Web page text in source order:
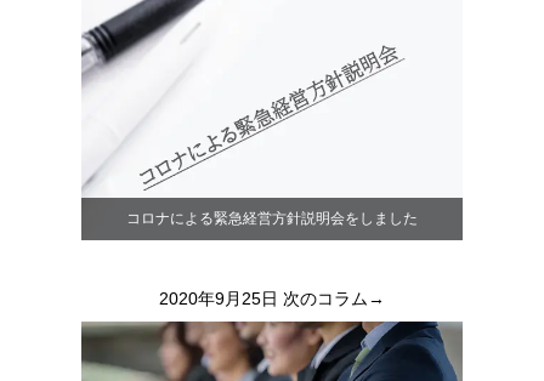
コロナによる緊急経営方針説明会をしました
2020年9月25日 次のコラム→